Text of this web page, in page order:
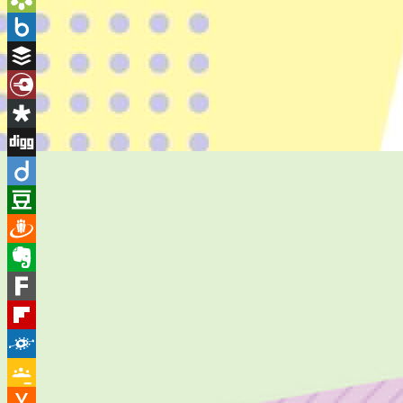
Bookmarks.fr
Box.net
Buffer
Diary.Ru
Diaspora
Digg
Diigo
Douban
Draugiem
Evernote
Fark
Flipboard
Folkd